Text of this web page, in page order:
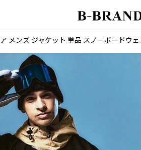
メンズ ジャケット 単品 スノーボードウ